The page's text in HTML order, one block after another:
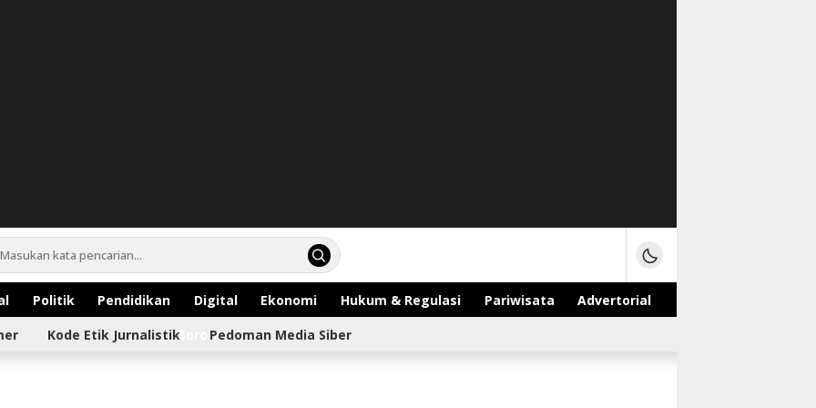
Politik Pendidikan Digital Ekonomi Hukum & Regulasi Pariwisata
Advertorial
Sorotan
Kode Etik Jurnalistik Pedoman Media Siber